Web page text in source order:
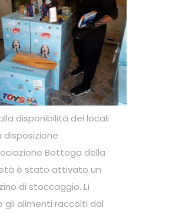
disponibilità dei locali
disposizione
Bottega della
è stato attivato un
di stoccaggio. Lì
gli alimenti raccolti dal